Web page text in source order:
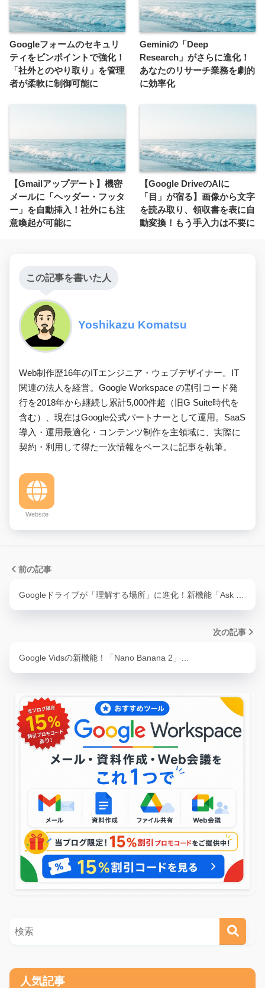
Googleフォームのセキュリ
ティをピンポイントで強化！
「社外とのやり取り」を管理
者が柔軟に制御可能に
Geminiの「Deep
Research」がさらに進化！
あなたのリサーチ業務を劇的
に効率化
【Gmailアップデート】機密
メールに「ヘッダー・フッタ
ー」を自動挿入！社外にも注
意喚起が可能に
【Google DriveのAIに
「目」が宿る】画像から文字
を読み取り、領収書を表に自
動変換！もう手入力は不要に
この記事を書いた人
Yoshikazu Komatsu
Web制作歴16年のITエンジニア・ウェブデザイナー。IT
関連の法人を経営。Google Workspace の割引コード発
行を2018年から継続し累計5,000件超（旧G Suite時代を
含む）、現在はGoogle公式パートナーとして運用。SaaS
導入・運用最適化・コンテンツ制作を主領域に、実際に
契約・利用して得た一次情報をベースに記事を執筆。
Website
前の記事
Googleドライブが「理解する場所」に進化！新機能「Ask …
次の記事
Google Vidsの新機能！「Nano Banana 2」…
人気記事